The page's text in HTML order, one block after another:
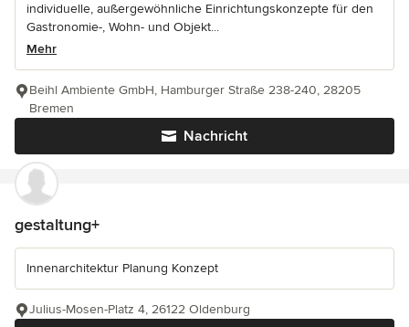
individuelle, außergewöhnliche Einrichtungskonzepte für den
Gastronomie-, Wohn- und Objekt...
Mehr
Nachricht
Beihl Ambiente GmbH, Hamburger Straße 238-240, 28205
Bremen
gestaltung+
Innenarchitektur Planung Konzept
Julius-Mosen-Platz 4, 26122 Oldenburg